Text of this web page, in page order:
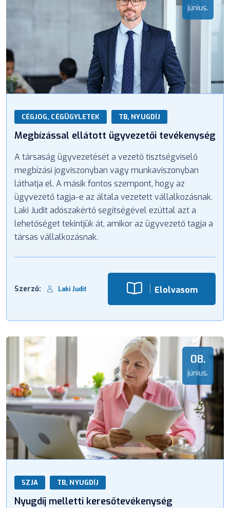
június.
CÉGJOG, CÉGÜGYLETEK TB, NYUGDÍJ
Megbízással ellátott ügyvezetői tevékenység
A társaság ügyvezetését a vezető tisztségviselő
megbízási jogviszonyban vagy munkaviszonyban
láthatja el. A másik fontos szempont, hogy az
ügyvezető tagja-e az általa vezetett vállalkozásnak.
Laki Judit adószakértő segítségével ezúttal azt a
lehetőséget tekintjük át, amikor az ügyvezető tagja a
társas vállalkozásnak.
Szerző: Laki Judit Elolvasom
08.
június.
SZJA TB, NYUGDÍJ
Nyugdíj melletti keresőtevékenység